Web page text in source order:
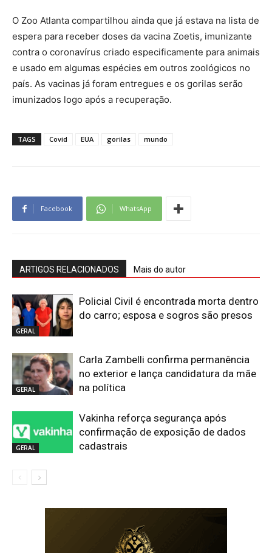
O Zoo Atlanta compartilhou ainda que já estava na lista de
espera para receber doses da vacina Zoetis, imunizante
contra o coronavírus criado especificamente para animais
e usado em algumas espécies em outros zoológicos no
país. As vacinas já foram entregues e os gorilas serão
imunizados logo após a recuperação.
TAGS Covid EUA gorilas mundo
Facebook WhatsApp
ARTIGOS RELACIONADOS Mais do autor
GERAL
Policial Civil é encontrada morta dentro
do carro; esposa e sogros são presos
GERAL
Carla Zambelli confirma permanência
no exterior e lança candidatura da mãe
na política
GERAL
Vakinha reforça segurança após
confirmação de exposição de dados
cadastrais